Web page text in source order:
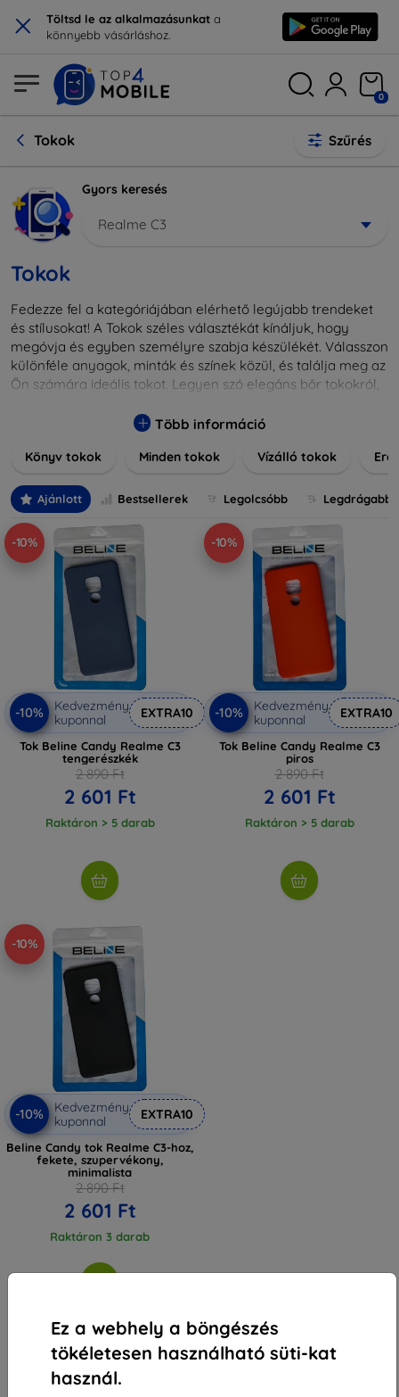
× Töltsd le az alkalmazásunkat a
könnyebb vásárláshoz.
Ez a webhely a böngészés
tökéletesen használható süti-kat
használ.
0
Tokok Szűrés
Gyors keresés
Realme C3
Tokok
Fedezze fel a kategóriájában elérhető legújabb trendeket
és stílusokat! A Tokok széles választékát kínáljuk, hogy
megóvja és egyben személyre szabja készülékét. Válasszon
különféle anyagok, minták és színek közül, és találja meg az
Ön számára ideális tokot. Legyen szó elegáns bőr tokokról,
nálunk mindenki megtalálja a stílusához leginkább illő
különlegesebbé eszközeit a tökéletes tokkal!
Több információ
Könyv tokok Minden tokok Vízálló tokok
Ajánlott Bestsellerek Legolcsóbb Legdrágabb
-10%
-10%
Kedvezmény
kuponnal
EXTRA10
Tok Beline Candy Realme C3
tengerészkék
2 890 Ft
2 601 Ft
Raktáron > 5 darab
-10%
-10%
Kedvezmény
kuponnal
EXTRA10
Tok Beline Candy Realme C3
piros
2 890 Ft
2 601 Ft
Raktáron > 5 darab
-10%
-10%
Kedvezmény
kuponnal
EXTRA10
Beline Candy tok Realme C3-hoz,
fekete, szupervékony,
minimalista
2 890 Ft
2 601 Ft
Raktáron 3 darab
Összes találat3.